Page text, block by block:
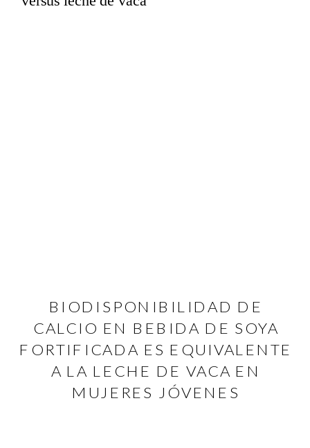
BIODISPONIBILIDAD DE
CALCIO EN BEBIDA DE SOYA
FORTIFICADA ES EQUIVALENTE
A LA LECHE DE VACA EN
MUJERES JÓVENES